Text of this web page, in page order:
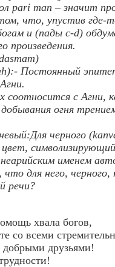
pari man – значит
что, упустив где-
и (пады c-d)
произведения.
Постоянный
с Агни,
огня
черного
именем
что для него,
речи?
хвала богов,
со всеми
друзьями!